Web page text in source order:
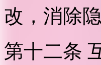
改，消除隐
第十二条